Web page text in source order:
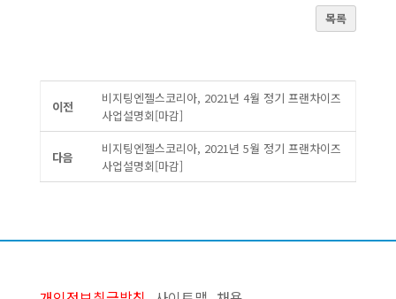
목록
이전
비지팅엔젤스코리아, 2021년 4월 정기 프랜차이즈
사업설명회[마감]
다음
비지팅엔젤스코리아, 2021년 5월 정기 프랜차이즈
사업설명회[마감]